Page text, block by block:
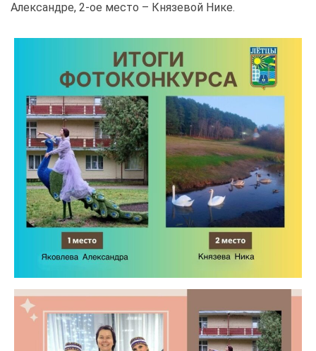
Александре, 2-ое место – Князевой Нике.